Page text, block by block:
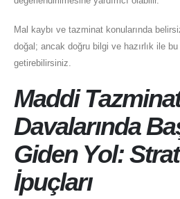
Mal kaybı ve tazminat konularında
doğal; ancak doğru bilgi ve hazırlık ile
getirebilirsiniz.
Maddi
Davalarında
Giden Yol:
İpuçları